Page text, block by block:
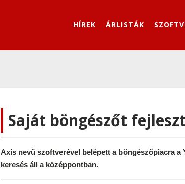
HÍREK ÁRLISTÁK
Saját böngészőt
Axis nevű szoftverével belépett a böngészőpiacra a
keresés áll a középpontban.